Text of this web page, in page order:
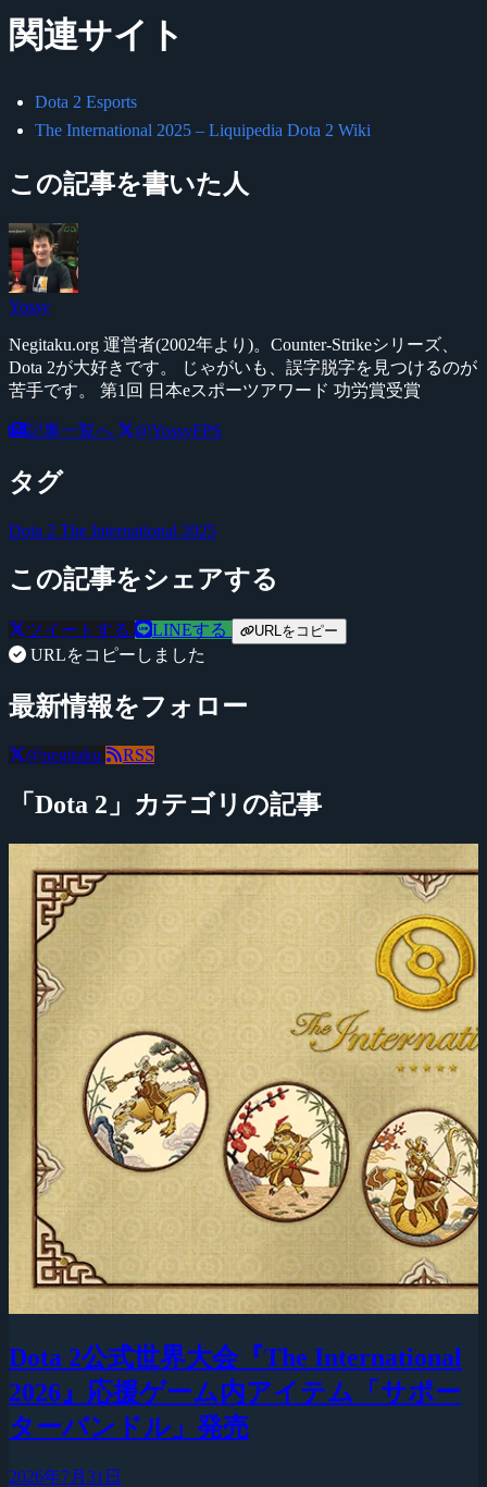
関連サイト
Dota 2 Esports
The International 2025 – Liquipedia Dota 2 Wiki
この記事を書いた人
Yossy
Negitaku.org 運営者(2002年より)。Counter-Strikeシリーズ、
Dota 2が大好きです。 じゃがいも、誤字脱字を見つけるのが
苦手です。 第1回 日本eスポーツアワード 功労賞受賞
記事一覧へ @YossyFPS
タグ
Dota 2 The International 2025
この記事をシェアする
ツイートする LINEする URLをコピー
URLをコピーしました
最新情報をフォロー
@negitaku RSS
「Dota 2」カテゴリの記事
Dota 2公式世界大会『The International
2026』応援ゲーム内アイテム「サポー
ターバンドル」発売
2026年7月31日